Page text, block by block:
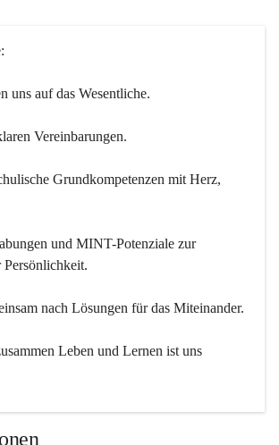
uns auf das Wesentliche.
Vereinbarungen.
Grundkompetenzen mit Herz,
und MINT-Potenziale zur
nach Lösungen für das Miteinander.
Leben und Lernen ist uns